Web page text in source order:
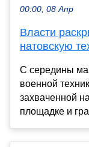
00:00, 08 Апр
Власти
натовскую
С середины
военной
захваченной
площадке и